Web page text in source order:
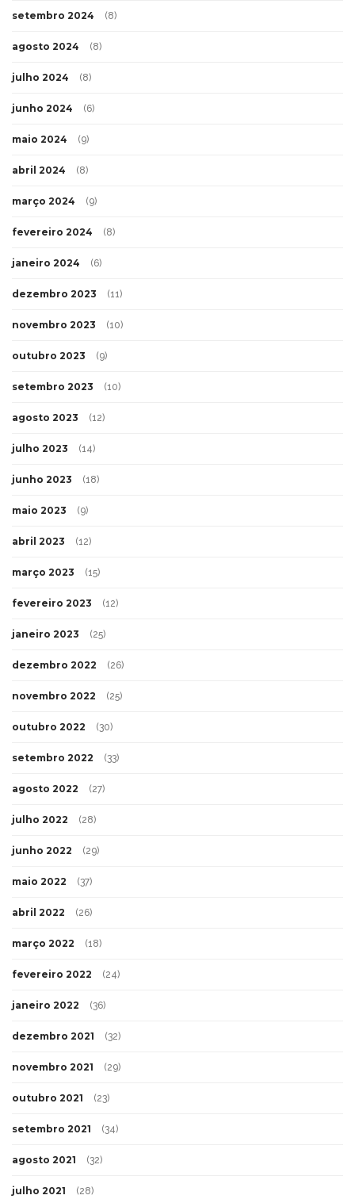
setembro 2024 (8)
agosto 2024 (8)
julho 2024 (8)
junho 2024 (6)
maio 2024 (9)
abril 2024 (8)
março 2024 (9)
fevereiro 2024 (8)
janeiro 2024 (6)
dezembro 2023 (11)
novembro 2023 (10)
outubro 2023 (9)
setembro 2023 (10)
agosto 2023 (12)
julho 2023 (14)
junho 2023 (18)
maio 2023 (9)
abril 2023 (12)
março 2023 (15)
fevereiro 2023 (12)
janeiro 2023 (25)
dezembro 2022 (26)
novembro 2022 (25)
outubro 2022 (30)
setembro 2022 (33)
agosto 2022 (27)
julho 2022 (28)
junho 2022 (29)
maio 2022 (37)
abril 2022 (26)
março 2022 (18)
fevereiro 2022 (24)
janeiro 2022 (36)
dezembro 2021 (32)
novembro 2021 (29)
outubro 2021 (23)
setembro 2021 (34)
agosto 2021 (32)
julho 2021 (28)